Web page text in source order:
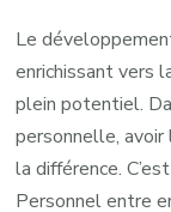
Le
enrichissant vers
plein potentiel.
personnelle,
la différence.
Personnel entre